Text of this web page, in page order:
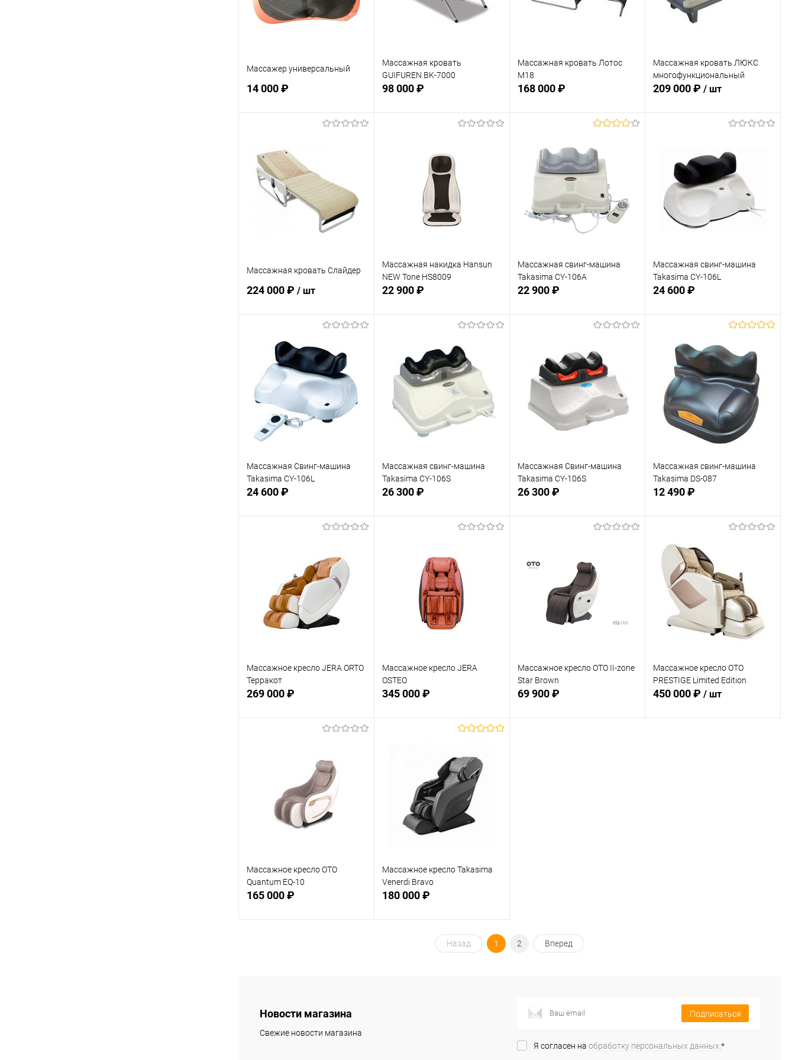
Массажер универсальный
14 000 ₽
В избранное
Недоступно
Массажная кровать
GUIFUREN BK-7000
98 000 ₽
В избранное
Недоступно
Массажная кровать Лотос
М18
168 000 ₽
В избранное
Недоступно
Массажная кровать ЛЮКС
многофункциональный
209 000 ₽ / шт
В избранное
Недоступно
Массажная кровать Слайдер
224 000 ₽ / шт
В избранное
Недоступно
Массажная накидка Hansun
NEW Tone HS8009
22 900 ₽
В избранное
Недоступно
Массажная свинг-машина
Takasima CY-106A
22 900 ₽
В избранное
Недоступно
Массажная свинг-машина
Takasima CY-106L
24 600 ₽
В избранное
Недоступно
Массажная Свинг-машина
Takasima CY-106L
24 600 ₽
Недоступно
Массажная свинг-машина
Takasima CY-106S
26 300 ₽
В избранное
Недоступно
Массажная Свинг-машина
Takasima CY-106S
26 300 ₽
В избранное
Недоступно
Массажная свинг-машина
Takasima DS-087
12 490 ₽
В избранное
Недоступно
Массажное кресло JERA ORTO
Терракот
269 000 ₽
Недоступно
Массажное кресло JERA
OSTEO
345 000 ₽
В избранное
Недоступно
Массажное кресло OTO II-zone
Star Brown
69 900 ₽
Массажное кресло OTO
PRESTIGE Limited Edition
450 000 ₽ / шт
Массажное кресло OTO
Quantum EQ-10
165 000 ₽
Массажное кресло Takasima
Venerdi Bravo
180 000 ₽
Подписаться
Назад 1 2 Вперед
Новости магазина
Свежие новости магазина
Подписаться
Я согласен на обработку персональных данных. *